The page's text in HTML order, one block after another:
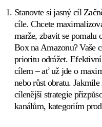
na
Bol.com.
Cdiscount
Udržte
si
featured
pozici
na
Cdiscount.
Stanovte si jasný cíl
cíle. Chcete
marže, zbavit se pomalu
Box na Amazonu? Vaše
prioritu odrážet.
cílem – ať už jde o
nebo růst obratu.
cílenější strategie
kanálům, kategoriím